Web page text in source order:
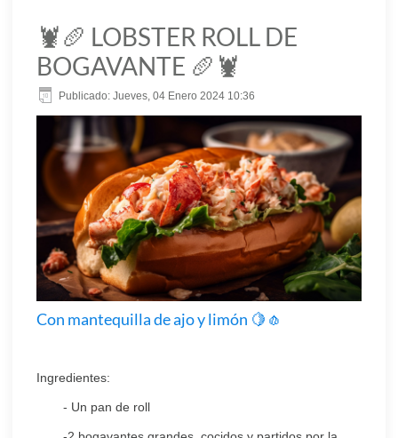
🦞🥖 LOBSTER ROLL DE
BOGAVANTE 🥖🦞
Publicado: Jueves, 04 Enero 2024 10:36
Con mantequilla de ajo y limón 🍋🧄
Ingredientes:
- Un pan de roll